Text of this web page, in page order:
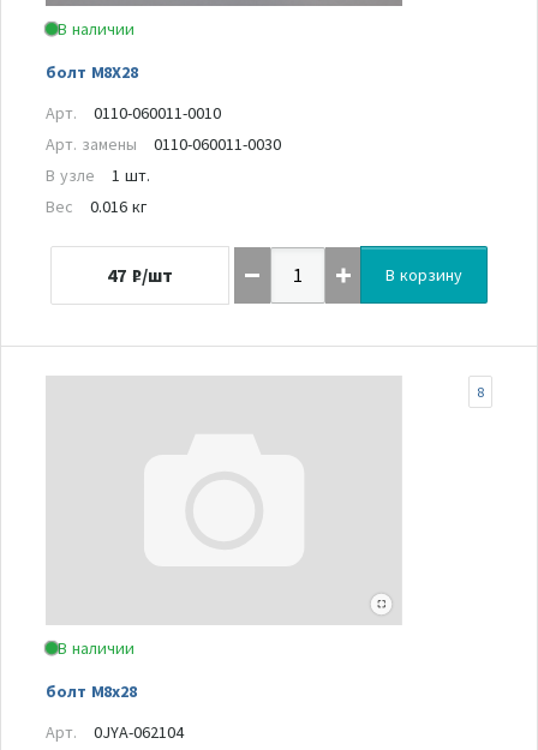
В наличии
болт M8X28
Арт.
0110-060011-0010
Арт. замены
0110-060011-0030
В узле
1 шт.
Вес
0.016 кг
47 ₽/шт В корзину
В наличии
болт М8х28
8
Арт.
0JYA-062104